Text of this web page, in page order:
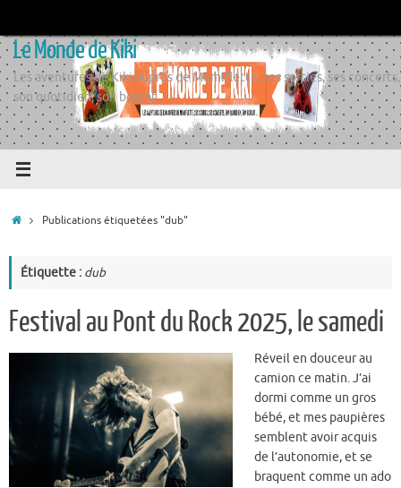
contenu
Le Monde de Kiki
Les aventures de Kiki auprès de Momiflette, ses sorties, ses concerts,
son quotidien, son boulot
AccueilPublications étiquetées "dub"
Étiquette : dub
Festival au Pont du Rock 2025, le samedi
Réveil en douceur au
camion ce matin. J’ai
dormi comme un gros
bébé, et mes paupières
semblent avoir acquis
de l’autonomie, et se
braquent comme un ado